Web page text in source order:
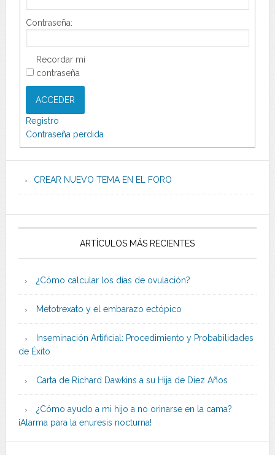
Contraseña:
Recordar mi
contraseña
ACCEDER
Registro
Contraseña perdida
CREAR NUEVO TEMA EN EL FORO
ARTÍCULOS MÁS RECIENTES
¿Cómo calcular los días de ovulación?
Metotrexato y el embarazo ectópico
Inseminación Artificial: Procedimiento y Probabilidades
de Éxito
Carta de Richard Dawkins a su Hija de Diez Años
¿Cómo ayudo a mi hijo a no orinarse en la cama?
¡Alarma para la enuresis nocturna!